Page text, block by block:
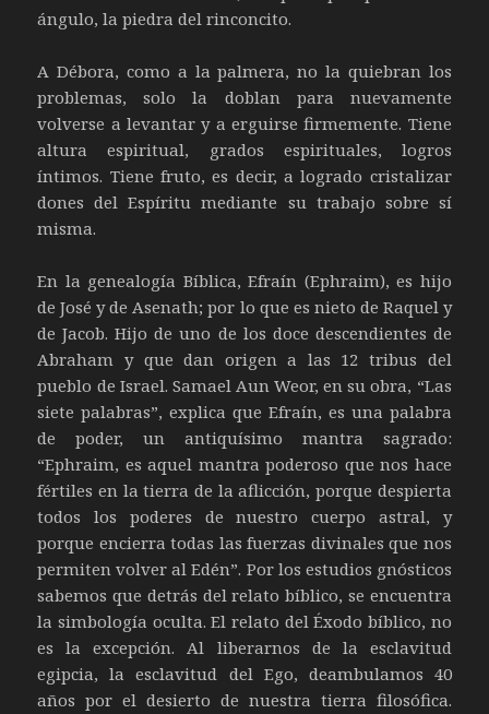
ángulo, la piedra del rinconcito.
A Débora, como a la palmera, no la quiebran los
problemas, solo la doblan para nuevamente
volverse a levantar y a erguirse firmemente. Tiene
altura espiritual, grados espirituales, logros
íntimos. Tiene fruto, es decir, a logrado cristalizar
dones del Espíritu mediante su trabajo sobre sí
misma.
En la genealogía Bíblica, Efraín (Ephraim), es hijo
de José y de Asenath; por lo que es nieto de Raquel y
de Jacob. Hijo de uno de los doce descendientes de
Abraham y que dan origen a las 12 tribus del
pueblo de Israel. Samael Aun Weor, en su obra, “Las
siete palabras”, explica que Efraín, es una palabra
de poder, un antiquísimo mantra sagrado:
“Ephraim, es aquel mantra poderoso que nos hace
fértiles en la tierra de la aflicción, porque despierta
todos los poderes de nuestro cuerpo astral, y
porque encierra todas las fuerzas divinales que nos
permiten volver al Edén”. Por los estudios gnósticos
sabemos que detrás del relato bíblico, se encuentra
la simbología oculta. El relato del Éxodo bíblico, no
es la excepción. Al liberarnos de la esclavitud
egipcia, la esclavitud del Ego, deambulamos 40
años por el desierto de nuestra tierra filosófica.